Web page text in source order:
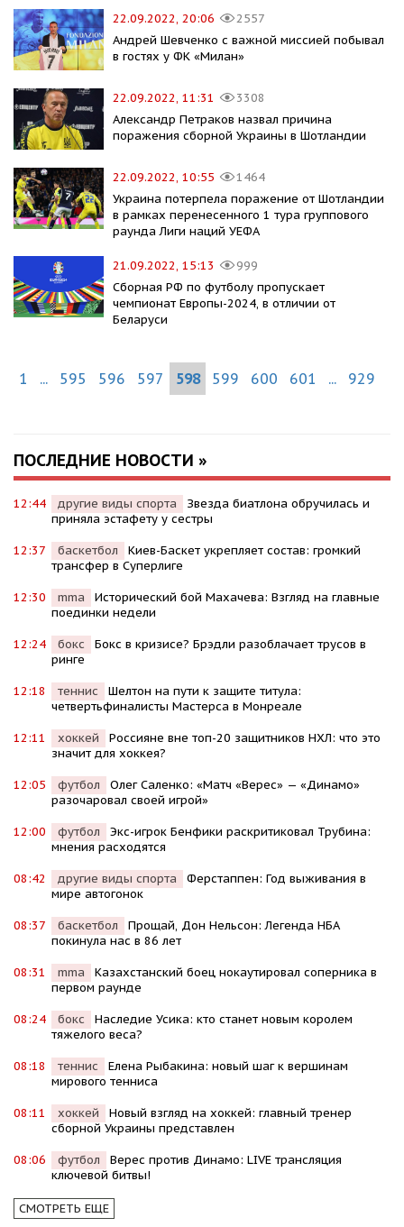
22.09.2022, 20:06
2557
Андрей Шевченко с важной миссией побывал
в гостях у ФК «Милан»
22.09.2022, 11:31
3308
Александр Петраков назвал причина
поражения сборной Украины в Шотландии
22.09.2022, 10:55
1464
Украина потерпела поражение от Шотландии
в рамках перенесенного 1 тура группового
раунда Лиги наций УЕФА
21.09.2022, 15:13
999
Сборная РФ по футболу пропускает
чемпионат Европы-2024, в отличии от
Беларуси
1 ... 595 596 597 598 599 600 601 ... 929
ПОСЛЕДНИЕ НОВОСТИ »
12:44 другие виды спорта
Звезда биатлона обручилась и
приняла эстафету у сестры
12:37 баскетбол
Киев-Баскет укрепляет состав: громкий
трансфер в Суперлиге
12:30 mma
Исторический бой Махачева: Взгляд на главные
поединки недели
12:24 бокс
Бокс в кризисе? Брэдли разоблачает трусов в
ринге
12:18 теннис
Шелтон на пути к защите титула:
четвертьфиналисты Мастерса в Монреале
12:11 хоккей
Россияне вне топ-20 защитников НХЛ: что это
значит для хоккея?
12:05 футбол
Олег Саленко: «Матч «Верес» — «Динамо»
разочаровал своей игрой»
12:00 футбол
Экс-игрок Бенфики раскритиковал Трубина:
мнения расходятся
08:42 другие виды спорта
Ферстаппен: Год выживания в
мире автогонок
08:37 баскетбол
Прощай, Дон Нельсон: Легенда НБА
покинула нас в 86 лет
08:31 mma
Казахстанский боец нокаутировал соперника в
первом раунде
08:24 бокс
Наследие Усика: кто станет новым королем
тяжелого веса?
08:18 теннис
Елена Рыбакина: новый шаг к вершинам
мирового тенниса
08:11 хоккей
Новый взгляд на хоккей: главный тренер
сборной Украины представлен
08:06 футбол
Верес против Динамо: LIVE трансляция
ключевой битвы!
СМОТРЕТЬ ЕЩЕ